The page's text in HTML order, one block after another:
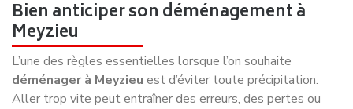
identifiable,
devis très vague sans détail des prestations,
refus d’évaluer précisément le volume,
pression pour verser un acompte élevé sans garantie
écrite.